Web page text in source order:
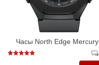
Часы North Edge Mercury